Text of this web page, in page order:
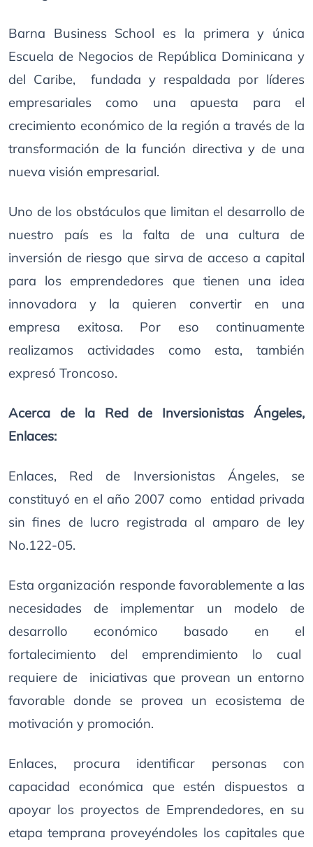
Barna Business School es la primera y única
Escuela de Negocios de República Dominicana y
del Caribe, fundada y respaldada por líderes
empresariales como una apuesta para el
crecimiento económico de la región a través de la
transformación de la función directiva y de una
nueva visión empresarial.
Uno de los obstáculos que limitan el desarrollo de
nuestro país es la falta de una cultura de
inversión de riesgo que sirva de acceso a capital
para los emprendedores que tienen una idea
innovadora y la quieren convertir en una
empresa exitosa. Por eso continuamente
realizamos actividades como esta, también
expresó Troncoso.
Acerca de la Red de Inversionistas Ángeles,
Enlaces:
Enlaces, Red de Inversionistas Ángeles, se
constituyó en el año 2007 como entidad privada
sin fines de lucro registrada al amparo de ley
No.122-05.
Esta organización responde favorablemente a las
necesidades de implementar un modelo de
desarrollo económico basado en el
fortalecimiento del emprendimiento lo cual
requiere de iniciativas que provean un entorno
favorable donde se provea un ecosistema de
motivación y promoción.
Enlaces, procura identificar personas con
capacidad económica que estén dispuestos a
apoyar los proyectos de Emprendedores, en su
etapa temprana proveyéndoles los capitales que